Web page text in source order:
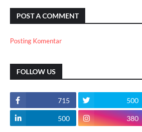
POST A COMMENT
Posting Komentar
FOLLOW US
715 500
500 380